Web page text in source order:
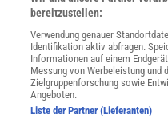
Angebote für Schulen
Angebote für Institutionen
Sprachen lernen mit
Lexika
Für Spektrum schreiben
Zugänglichkeitserklärung
WEBSEITEN
bereitzustellen:
Verwendung genauer
Identifikation aktiv abfragen.
Informationen auf einem
Messung von Werbeleistung und
Zielgruppenforschung sowie
Angeboten.
Liste der Partner (Lieferanten)